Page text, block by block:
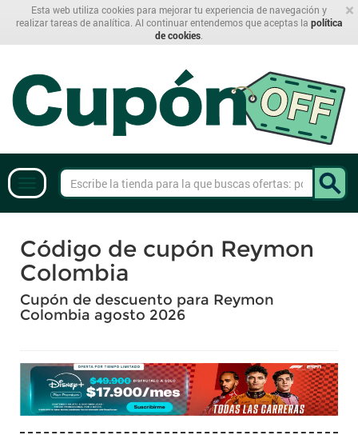
×
Esta web utiliza cookies para mejorar tu experiencia de navegación y
realizar tareas de analítica. Al continuar entendemos que aceptas la política
de cookies
Código de cupón Reymon
Colombia
Cupón de descuento para Reymon
Colombia agosto 2026